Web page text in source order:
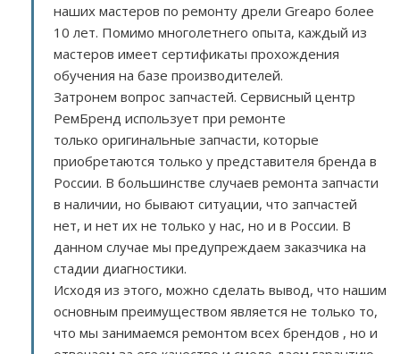
наших мастеров по ремонту дрели Greapo более
10 лет. Помимо многолетнего опыта, каждый из
мастеров имеет сертификаты прохождения
обучения на базе производителей.
Затронем вопрос запчастей. Сервисный центр
РемБренд использует при ремонте
только оригинальные запчасти, которые
приобретаются только у представителя бренда в
России. В большинстве случаев ремонта запчасти
в наличии, но бывают ситуации, что запчастей
нет, и нет их не только у нас, но и в России. В
данном случае мы предупреждаем заказчика на
стадии диагностики.
Исходя из этого, можно сделать вывод, что нашим
основным преимуществом является не только то,
что мы занимаемся ремонтом всех брендов , но и